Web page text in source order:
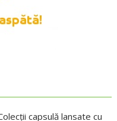
capsulă lansate cu